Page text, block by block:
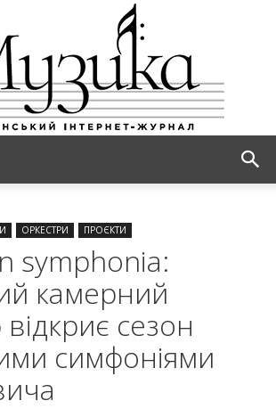
ОРКЕСТРИ ПРОЄКТИ
symphonia:
камерний
сезон
симфоніями